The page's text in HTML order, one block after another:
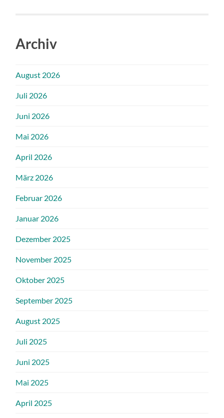
Archiv
August 2026
Juli 2026
Juni 2026
Mai 2026
April 2026
März 2026
Februar 2026
Januar 2026
Dezember 2025
November 2025
Oktober 2025
September 2025
August 2025
Juli 2025
Juni 2025
Mai 2025
April 2025